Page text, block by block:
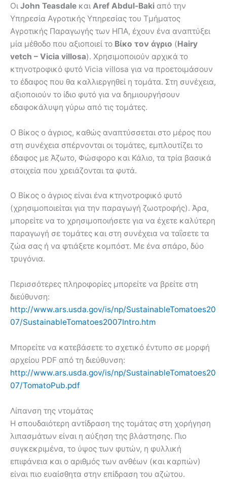
Οι John Teasdale και Aref Abdul-Baki από την
Υπηρεσία Αγροτικής Υπηρεσίας του Τμήματος
Αγροτικής Παραγωγής των ΗΠΑ, έχουν ένα αναπτύξει
μία μέθοδο που αξιοποιεί το Βίκο τον άγριο (Hairy
vetch – Vicia villosa). Χρησιμοποιούν αρχικά το
κτηνοτροφικό φυτό Vicia villosa για να προετοιμάσουν
το έδαφος που θα καλλιεργηθεί η τομάτα. Στη συνέχεια,
αξιοποιούν το ίδιο φυτό για να δημιουργήσουν
εδαφοκάλυψη γύρω από τις τομάτες.
Ο Βίκος ο άγριος, καθώς αναπτύσσεται στο μέρος που
στη συνέχεια σπέρνονται οι τομάτες, εμπλουτίζει το
έδαφος με Άζωτο, Φώσφορο και Κάλιο, τα τρία βασικά
στοιχεία που χρειάζονται τα φυτά.
Ο Βίκος ο άγριος είναι ένα κτηνοτροφικό φυτό
(χρησιμοποιείται για την παραγωγή ζωοτροφής). Άρα,
μπορείτε να το χρησιμοποιήσετε για να έχετε καλύτερη
παραγωγή σε τομάτες και στη συνέχεια να ταΐσετε τα
ζώα σας ή να φτιάξετε κομπόστ. Με ένα σπάρο, δύο
τρυγόνια.
Περισσότερες πληροφορίες μπορείτε να βρείτε στη
διεύθυνση:
http://www.ars.usda.gov/is/np/SustainableTomatoes20
07/SustainableTomatoes2007Intro.htm
Μπορείτε να κατεβάσετε το σχετικό έντυπο σε μορφή
αρχείου PDF από τη διεύθυνση:
http://www.ars.usda.gov/is/np/SustainableTomatoes20
07/TomatoPub.pdf
Λίπανση της ντομάτας
Η σπουδαιότερη αντίδραση της τομάτας στη χορήγηση
λιπασμάτων είναι η αύξηση της βλάστησης. Πιο
συγκεκριμένα, το ύψος των φυτών, η φυλλική
επιφάνεια και ο αριθμός των ανθέων (και καρπών)
είναι πιο ευαίσθητα στην επίδραση του αζώτου.